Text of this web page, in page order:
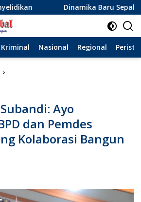
Baru Sepak Bola Surabaya:
Nasional Regional
Ayo
dan Pemdes
Kolaborasi Bangun